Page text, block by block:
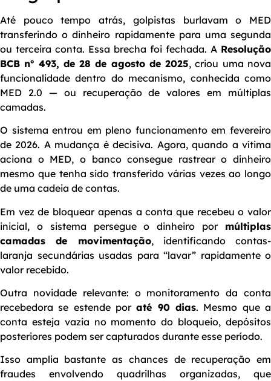
Até pouco tempo atrás, golpistas burlavam o MED
transferindo o dinheiro rapidamente para uma segunda
ou terceira conta. Essa brecha foi fechada. A Resolução
BCB nº 493, de 28 de agosto de 2025, criou uma nova
funcionalidade dentro do mecanismo, conhecida como
MED 2.0 — ou recuperação de valores em múltiplas
camadas.
O sistema entrou em pleno funcionamento em fevereiro
de 2026. A mudança é decisiva. Agora, quando a vítima
aciona o MED, o banco consegue rastrear o dinheiro
mesmo que tenha sido transferido várias vezes ao longo
de uma cadeia de contas.
Em vez de bloquear apenas a conta que recebeu o valor
inicial, o sistema persegue o dinheiro por múltiplas
camadas de movimentação, identificando contas-
laranja secundárias usadas para “lavar” rapidamente o
valor recebido.
Outra novidade relevante: o monitoramento da conta
recebedora se estende poraté 90 dias. Mesmo que a
conta esteja vazia no momento do bloqueio, depósitos
posteriores podem ser capturados durante esse período.
Isso amplia bastante as chances de recuperação em
fraudes envolvendo quadrilhas organizadas, que